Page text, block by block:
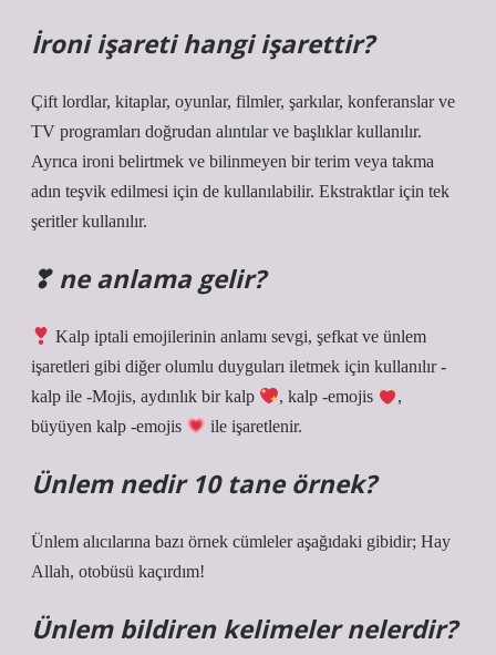
İroni işareti hangi işarettir?
Çift lordlar, kitaplar, oyunlar, filmler, şarkılar, konferanslar ve
TV programları doğrudan alıntılar ve başlıklar kullanılır.
Ayrıca ironi belirtmek ve bilinmeyen bir terim veya takma
adın teşvik edilmesi için de kullanılabilir. Ekstraktlar için tek
şeritler kullanılır.
❣ ne anlama gelir?
Kalp iptali emojilerinin anlamı sevgi, şefkat ve ünlem
işaretleri gibi diğer olumlu duyguları iletmek için kullanılır -
kalp ile -Mojis, aydınlık bir kalp
, kalp -emojis
,
büyüyen kalp -emojis
ile işaretlenir.
Ünlem nedir 10 tane örnek?
Ünlem alıcılarına bazı örnek cümleler aşağıdaki gibidir; Hay
Allah, otobüsü kaçırdım!
Ünlem bildiren kelimeler nelerdir?